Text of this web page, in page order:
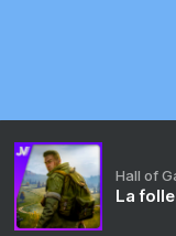
Hall of
La